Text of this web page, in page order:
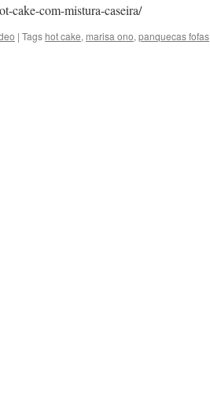
cake-com-mistura-caseira/
| Tags hot cake, marisa ono, panquecas fofas